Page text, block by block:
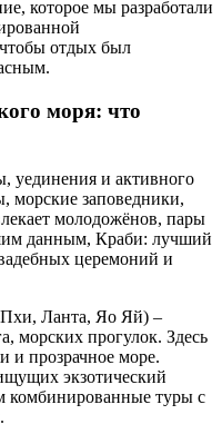
которое мы разработали
отдых был
моря: что
уединения и активного
морские заповедники,
молодожёнов, пары
данным, Краби: лучший
церемоний и
Ланта, Яо Яй) –
морских прогулок. Здесь
и прозрачное море.
экзотический
комбинированные туры с